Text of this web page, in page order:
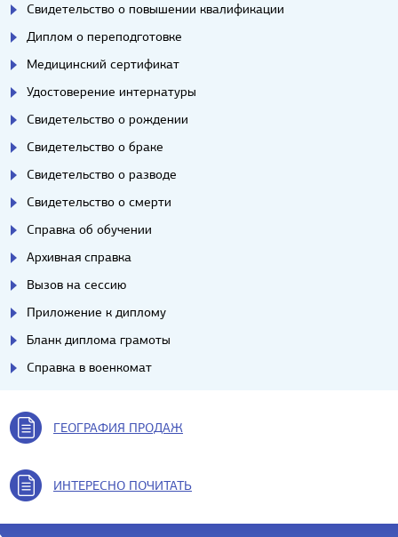
Свидетельство о повышении квалификации
Диплом о переподготовке
Медицинский сертификат
Удостоверение интернатуры
Свидетельство о рождении
Свидетельство о браке
Свидетельство о разводе
Свидетельство о смерти
Справка об обучении
Архивная справка
Вызов на сессию
Приложение к диплому
Бланк диплома грамоты
Справка в военкомат
ГЕОГРАФИЯ ПРОДАЖ
ИНТЕРЕСНО ПОЧИТАТЬ